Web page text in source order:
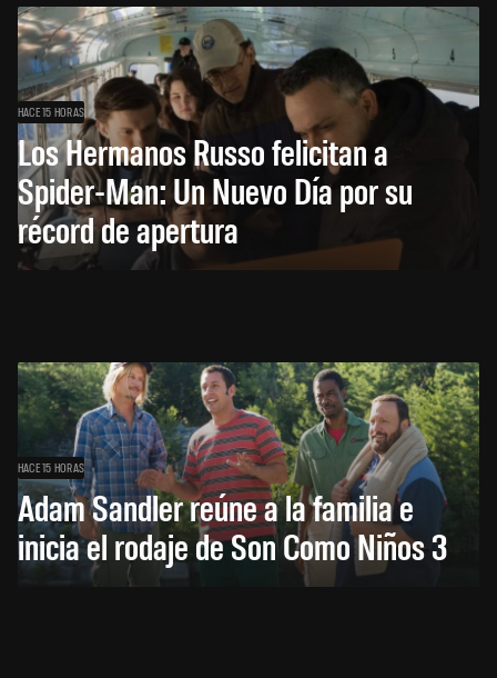
HACE 15 HORAS
Los Hermanos Russo felicitan a
Spider-Man: Un Nuevo Día por su
récord de apertura
HACE 15 HORAS
Adam Sandler reúne a la familia e
inicia el rodaje de Son Como Niños 3